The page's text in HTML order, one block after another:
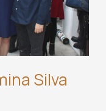
Silva